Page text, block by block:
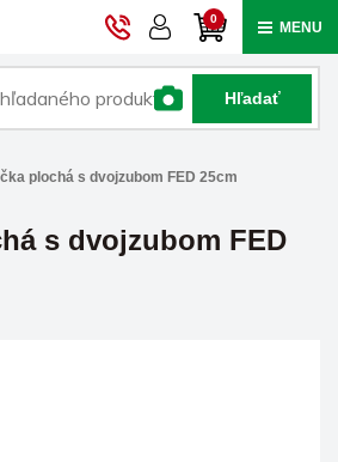
0 MENU
Hľadať
plochá s dvojzubom FED 25cm
s dvojzubom FED